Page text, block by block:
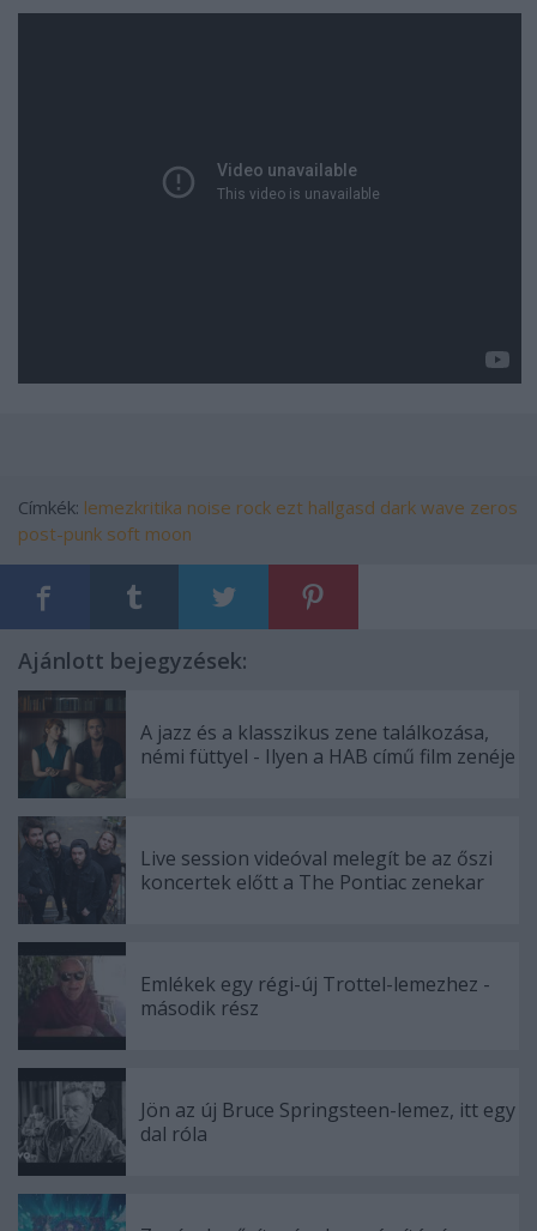
Címkék: lemezkritika noise rock ezt hallgasd dark wave zeros
post-punk soft moon
Ajánlott bejegyzések:
A jazz és a klasszikus zene találkozása,
némi füttyel - Ilyen a HAB című film zenéje
Live session videóval melegít be az őszi
koncertek előtt a The Pontiac zenekar
Emlékek egy régi-új Trottel-lemezhez -
második rész
Jön az új Bruce Springsteen-lemez, itt egy
dal róla